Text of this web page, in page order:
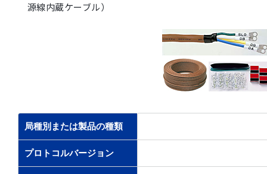
源線内蔵ケーブル）
局種別または製品の種類
プロトコルバージョン